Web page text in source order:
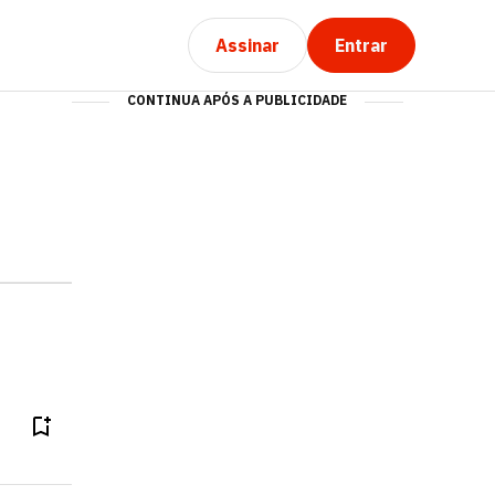
Assinar Entrar
CONTINUA APÓS A PUBLICIDADE